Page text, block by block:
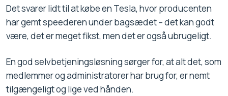
Det svarer lidt til at købe en Tesla, hvor producenten
har gemt speederen under bagsædet – det kan godt
være, det er meget fikst, men det er også ubrugeligt.
En god selvbetjeningsløsning sørger for, at alt det, som
medlemmer og administratorer har brug for, er nemt
tilgængeligt og lige ved hånden.